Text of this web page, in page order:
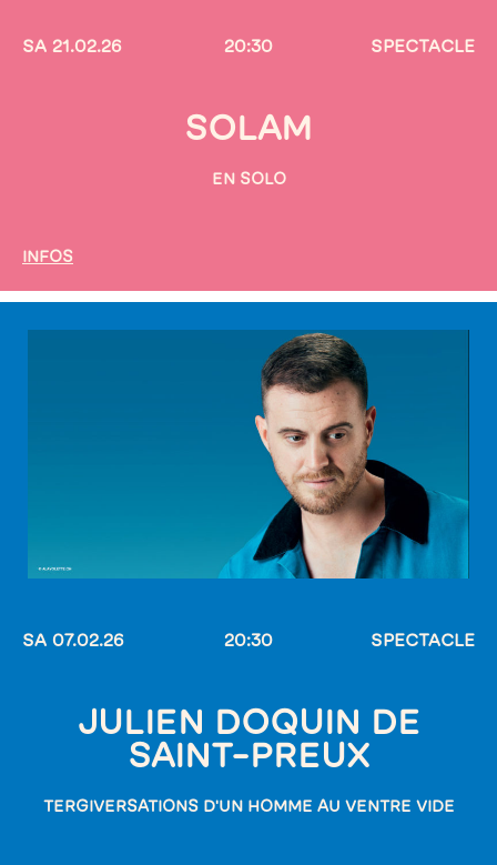
SA 21.02.26 20:30 SPECTACLE
SOLAM
EN SOLO
INFOS
SA 07.02.26 20:30 SPECTACLE
JULIEN DOQUIN DE
SAINT-PREUX
TERGIVERSATIONS D'UN HOMME AU VENTRE VIDE